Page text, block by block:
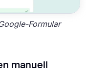
Formular
manuell